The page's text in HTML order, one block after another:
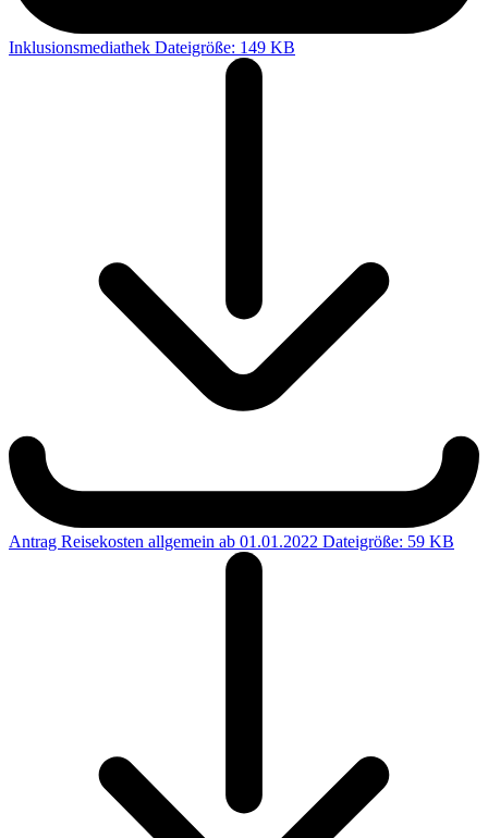
Inklusionsmediathek Dateigröße: 149 KB
Antrag Reisekosten allgemein ab 01.01.2022 Dateigröße: 59 KB